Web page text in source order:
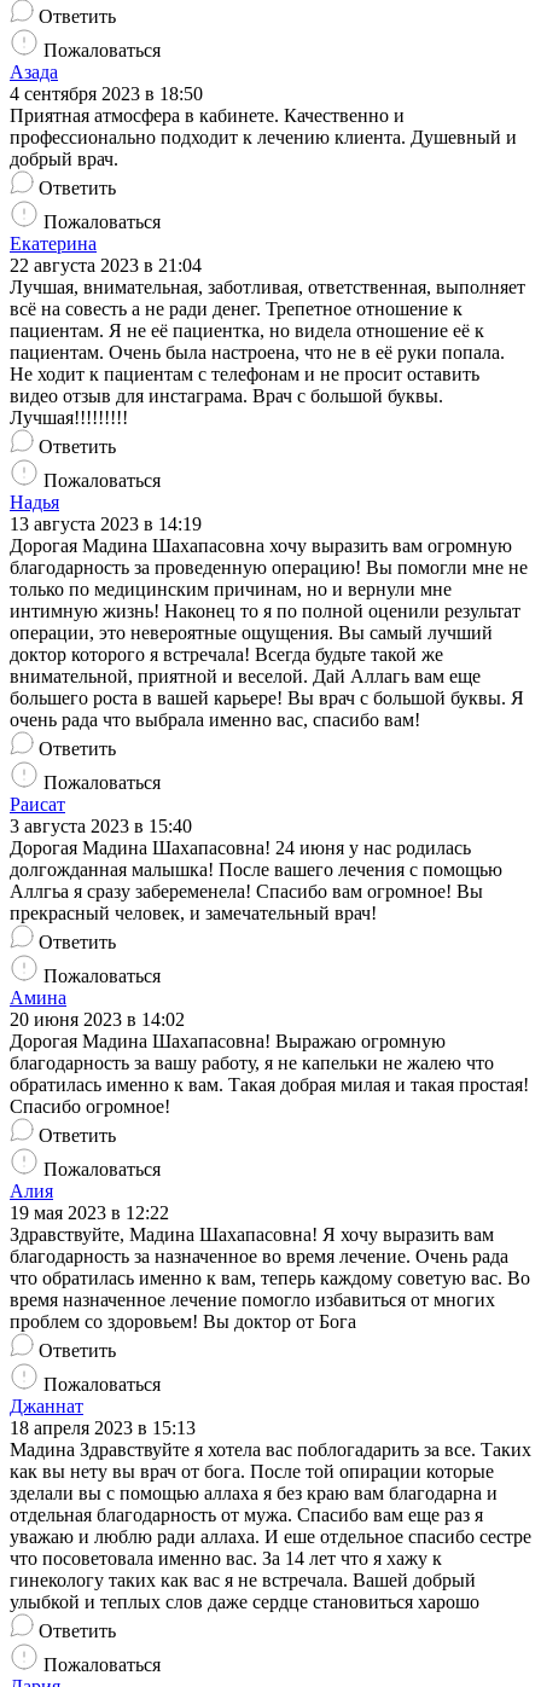
Ответить
Пожаловаться
Азада
4 сентября 2023 в 18:50
Приятная атмосфера в кабинете. Качественно и
профессионально подходит к лечению клиента. Душевный и
добрый врач.
Ответить
Пожаловаться
Екатерина
22 августа 2023 в 21:04
Лучшая, внимательная, заботливая, ответственная, выполняет
всё на совесть а не ради денег. Трепетное отношение к
пациентам. Я не её пациентка, но видела отношение её к
пациентам. Очень была настроена, что не в её руки попала.
Не ходит к пациентам с телефонам и не просит оставить
видео отзыв для инстаграма. Врач с большой буквы.
Лучшая!!!!!!!!!
Ответить
Пожаловаться
Надья
13 августа 2023 в 14:19
Дорогая Мадина Шахапасовна хочу выразить вам огромную
благодарность за проведенную операцию! Вы помогли мне не
только по медицинским причинам, но и вернули мне
интимную жизнь! Наконец то я по полной оценили результат
операции, это невероятные ощущения. Вы самый лучший
доктор которого я встречала! Всегда будьте такой же
внимательной, приятной и веселой. Дай Аллагь вам еще
большего роста в вашей карьере! Вы врач с большой буквы. Я
очень рада что выбрала именно вас, спасибо вам!
Ответить
Пожаловаться
Раисат
3 августа 2023 в 15:40
Дорогая Мадина Шахапасовна! 24 июня у нас родилась
долгожданная малышка! После вашего лечения с помощью
Аллгьа я сразу забеременела! Спасибо вам огромное! Вы
прекрасный человек, и замечательный врач!
Ответить
Пожаловаться
Амина
20 июня 2023 в 14:02
Дорогая Мадина Шахапасовна! Выражаю огромную
благодарность за вашу работу, я не капельки не жалею что
обратилась именно к вам. Такая добрая милая и такая простая!
Спасибо огромное!
Ответить
Пожаловаться
Алия
19 мая 2023 в 12:22
Здравствуйте, Мадина Шахапасовна! Я хочу выразить вам
благодарность за назначенное во время лечение. Очень рада
что обратилась именно к вам, теперь каждому советую вас. Во
время назначенное лечение помогло избавиться от многих
проблем со здоровьем! Вы доктор от Бога
Ответить
Пожаловаться
Джаннат
18 апреля 2023 в 15:13
Мадина Здравствуйте я хотела вас поблогадарить за все. Таких
как вы нету вы врач от бога. После той опирации которые
зделали вы с помощью аллаха я без краю вам благодарна и
отдельная благодарность от мужа. Спасибо вам еще раз я
уважаю и люблю ради аллаха. И еше отдельное спасибо сестре
что посоветовала именно вас. За 14 лет что я хажу к
гинекологу таких как вас я не встречала. Вашей добрый
улыбкой и теплых слов даже сердце становиться харошо
Ответить
Пожаловаться